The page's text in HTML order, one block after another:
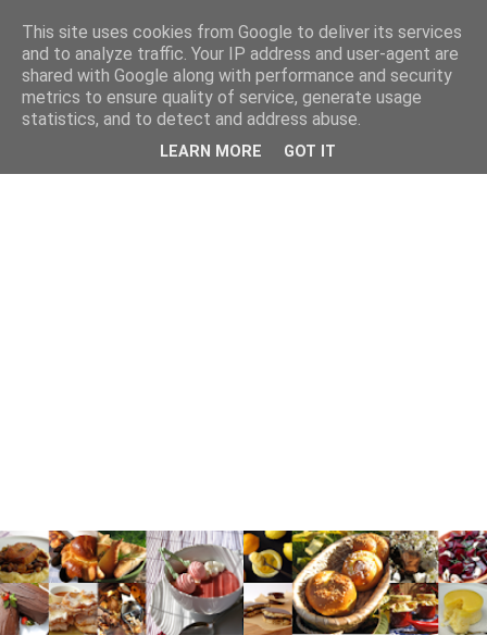
This site uses cookies from Google to deliver its services
and to analyze traffic. Your IP address and user-agent are
shared with Google along with performance and security
metrics to ensure quality of service, generate usage
statistics, and to detect and address abuse.
LEARN MORE GOT IT